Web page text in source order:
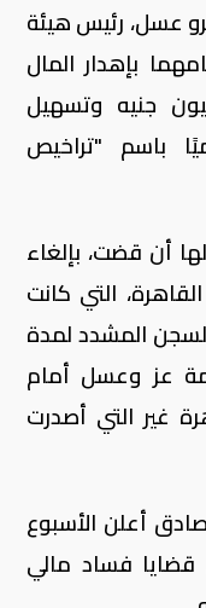
عسل، رئيس هيئة
بإهدار المال
بلغت قيمته 660 مليون جنيه وتسهيل
باسم "تراخيص
أن قضت، بإلغاء
التي كانت
المشدد لمدة
عز وعسل أمام
غير التي أصدرت
أعلن الأسبوع
فساد مالي